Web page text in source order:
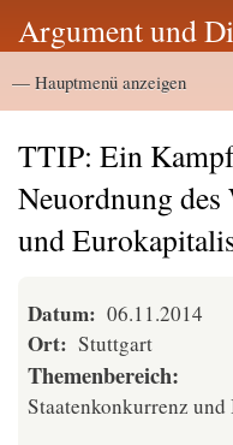
Argument und
— Hauptmenü anzeigen
Startseite
Vortragsarchiv
TTIP: Ein
Neuordnung
und
Datum 06.11.2014
Ort Stuttgart
Themenbereich
Staatenkonkurrenz